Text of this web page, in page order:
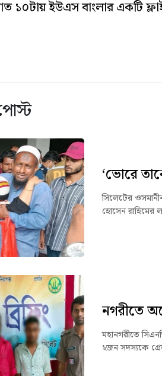
১০টায় ইউএস বাংলার একটি
‘ভোরে
সিলেটের
হোসেন রাহিমের
নগরীতে
মহানগরীতে
২জন সদস্যকে